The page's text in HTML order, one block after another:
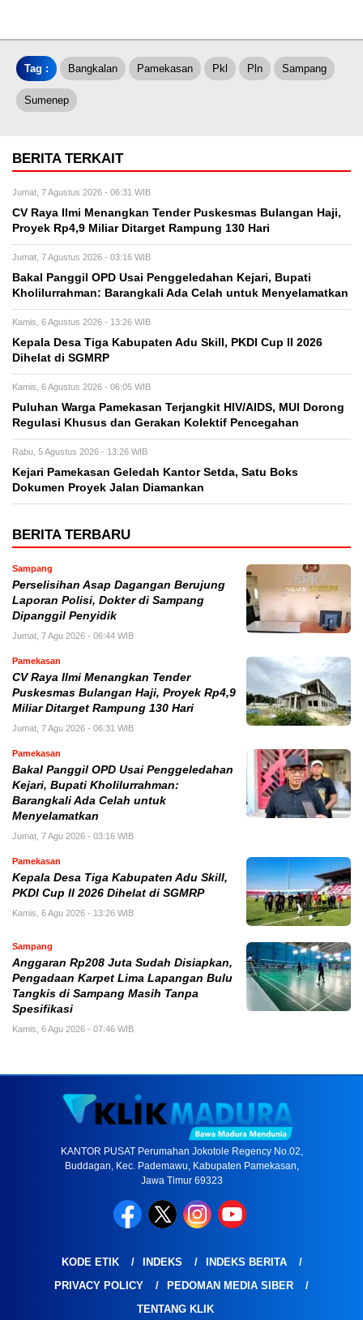
Tag : Bangkalan Pamekasan Pkl Pln Sampang
Sumenep
BERITA TERKAIT
Jumat, 7 Agustus 2026 - 06:31 WIB
CV Raya Ilmi Menangkan Tender Puskesmas Bulangan Haji,
Proyek Rp4,9 Miliar Ditarget Rampung 130 Hari
Jumat, 7 Agustus 2026 - 03:16 WIB
Bakal Panggil OPD Usai Penggeledahan Kejari, Bupati
Kholilurrahman: Barangkali Ada Celah untuk Menyelamatkan
Kamis, 6 Agustus 2026 - 13:26 WIB
Kepala Desa Tiga Kabupaten Adu Skill, PKDI Cup II 2026
Dihelat di SGMRP
Kamis, 6 Agustus 2026 - 06:05 WIB
Puluhan Warga Pamekasan Terjangkit HIV/AIDS, MUI Dorong
Regulasi Khusus dan Gerakan Kolektif Pencegahan
Rabu, 5 Agustus 2026 - 13:26 WIB
Kejari Pamekasan Geledah Kantor Setda, Satu Boks
Dokumen Proyek Jalan Diamankan
BERITA TERBARU
Sampang
Perselisihan Asap Dagangan Berujung
Laporan Polisi, Dokter di Sampang
Dipanggil Penyidik
Jumat, 7 Agu 2026 - 06:44 WIB
Pamekasan
CV Raya Ilmi Menangkan Tender
Puskesmas Bulangan Haji, Proyek Rp4,9
Miliar Ditarget Rampung 130 Hari
Jumat, 7 Agu 2026 - 06:31 WIB
Pamekasan
Bakal Panggil OPD Usai Penggeledahan
Kejari, Bupati Kholilurrahman:
Barangkali Ada Celah untuk
Menyelamatkan
Jumat, 7 Agu 2026 - 03:16 WIB
Pamekasan
Kepala Desa Tiga Kabupaten Adu Skill,
PKDI Cup II 2026 Dihelat di SGMRP
Kamis, 6 Agu 2026 - 13:26 WIB
Sampang
Anggaran Rp208 Juta Sudah Disiapkan,
Pengadaan Karpet Lima Lapangan Bulu
Tangkis di Sampang Masih Tanpa
Spesifikasi
Kamis, 6 Agu 2026 - 07:46 WIB
KANTOR PUSAT Perumahan Jokotole Regency No.02,
Buddagan, Kec. Pademawu, Kabupaten Pamekasan,
Jawa Timur 69323
KODE ETIK INDEKS
INDEKS BERITA
PRIVACY POLICY
PEDOMAN MEDIA SIBER
TENTANG KLIK